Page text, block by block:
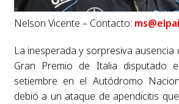
Nelson Vicente – Contacto:
La inesperada y sorpresiva ausencia
Gran Premio de Italia disputado
setiembre en el Autódromo
debió a un ataque de apendicitis